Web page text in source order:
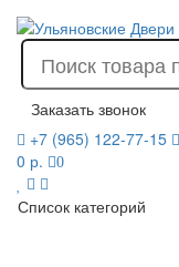
Заказать звонок
+7 (965) 122-77-15
0 р.
0
Список категорий